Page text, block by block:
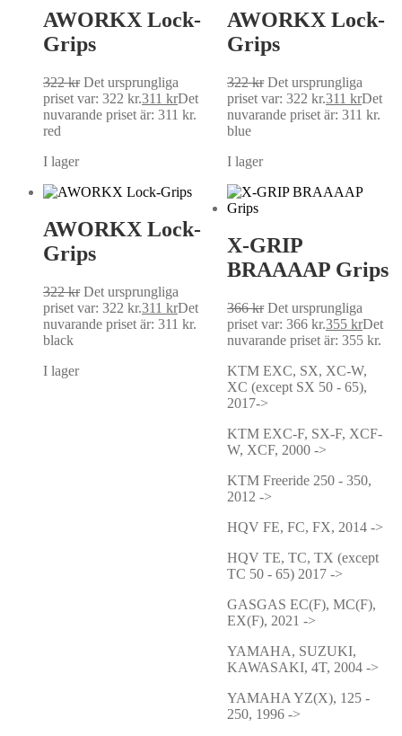
AWORKX Lock-
Grips
322kr Det ursprungliga
priset var: 322 kr.311 krDet
nuvarande priset är: 311 kr.
red
I lager
AWORKX Lock-
Grips
322kr Det ursprungliga
priset var: 322 kr.311 krDet
nuvarande priset är: 311 kr.
blue
I lager
AWORKX Lock-
Grips
322kr Det ursprungliga
priset var: 322 kr.311 krDet
nuvarande priset är: 311 kr.
black
I lager
X-GRIP
BRAAAAP Grips
366kr Det ursprungliga
priset var: 366 kr.355 krDet
nuvarande priset är: 355 kr.
KTM EXC, SX, XC-W,
XC (except SX 50 - 65),
2017->
KTM EXC-F, SX-F, XCF-
W, XCF, 2000 ->
KTM Freeride 250 - 350,
2012 ->
HQV FE, FC, FX, 2014 ->
HQV TE, TC, TX (except
TC 50 - 65) 2017 ->
GASGAS EC(F), MC(F),
EX(F), 2021 ->
YAMAHA, SUZUKI,
KAWASAKI, 4T, 2004 ->
YAMAHA YZ(X), 125 -
250, 1996 ->